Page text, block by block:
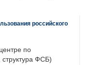
российского
по
ФСБ)